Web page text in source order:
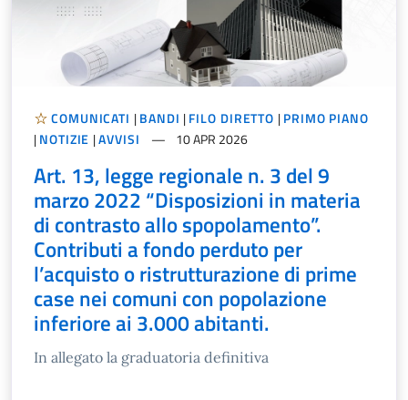
COMUNICATI |BANDI |FILO DIRETTO |PRIMO PIANO
|NOTIZIE |AVVISI 10 APR 2026
Art. 13, legge regionale n. 3 del 9
marzo 2022 “Disposizioni in materia
di contrasto allo spopolamento”.
Contributi a fondo perduto per
l’acquisto o ristrutturazione di prime
case nei comuni con popolazione
inferiore ai 3.000 abitanti.
In allegato la graduatoria definitiva